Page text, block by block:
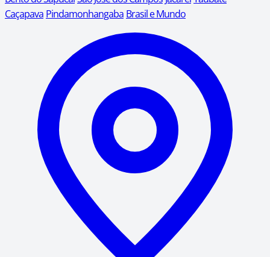
Caçapava Pindamonhangaba Brasil e Mundo